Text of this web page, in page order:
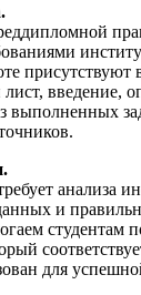
присутствуют
введение,
выполненных
анализа
и
студентам
для